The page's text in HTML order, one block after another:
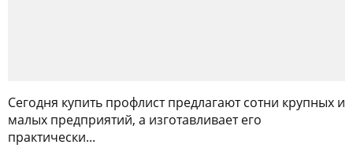
Сегодня купить профлист предлагают сотни крупных и
малых предприятий, а изготавливает его
практически...